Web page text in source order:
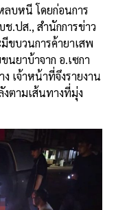
ลบหนี โดยก่อนการ
.ปส., สำนักการข่าว
ขบวนการค้ายาเสพ
นยาบ้าจาก อ.เซกา
เจ้าหน้าที่จึงรายงาน
ตามเส้นทางที่มุ่ง